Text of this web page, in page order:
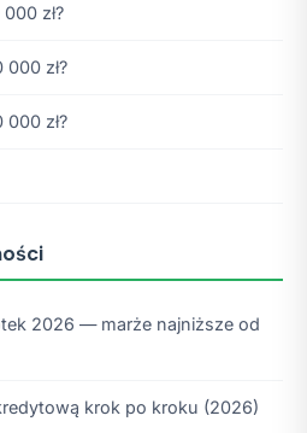
zł?
zł?
zł?
2026 — marże najniższe od
krok po kroku (2026)